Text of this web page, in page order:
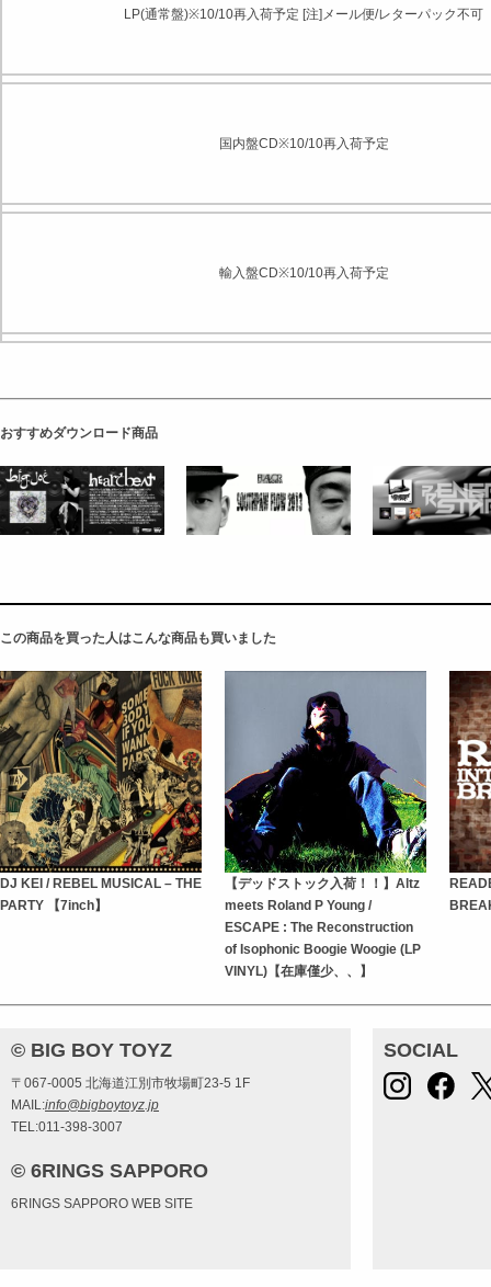
LP(通常盤)※10/10再入荷予定 [注]メール便/レターパック不可
国内盤CD※10/10再入荷予定
輸入盤CD※10/10再入荷予定
おすすめダウンロード商品
この商品を買った人はこんな商品も買いました
DJ KEI / REBEL MUSICAL – THE
PARTY 【7inch】
【デッドストック入荷！！】Altz
meets Roland P Young /
ESCAPE : The Reconstruction
of Isophonic Boogie Woogie (LP
VINYL)【在庫僅少、、】
© BIG BOY TOYZ
〒067-0005 北海道江別市牧場町23-5 1F
MAIL:info@bigboytoyz.jp
TEL:011-398-3007
© 6RINGS SAPPORO
6RINGS SAPPORO WEB SITE
SOCIAL